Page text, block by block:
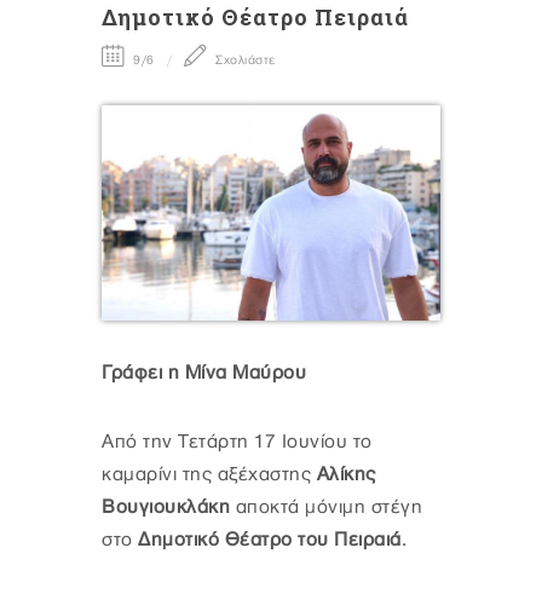
Δημοτικό Θέατρο Πειραιά
9/6 Σχολιάστε
Γράφει η Μίνα Μαύρου
Από την Τετάρτη 17 Ιουνίου το
καμαρίνι της αξέχαστης Αλίκης
Βουγιουκλάκη αποκτά μόνιμη στέγη
στο Δημοτικό Θέατρο του Πειραιά.